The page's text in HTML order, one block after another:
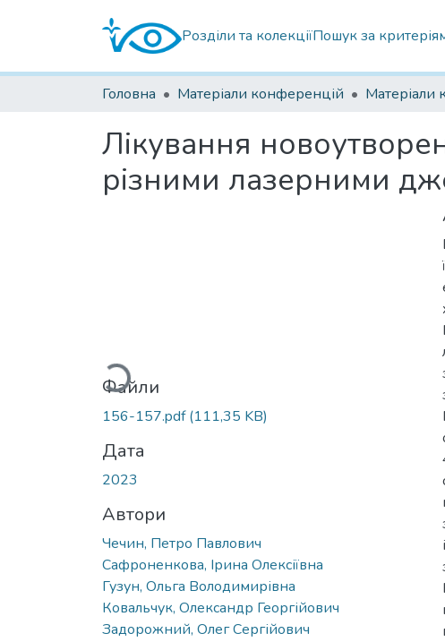
Розділи та колекціїПошук за
Головна Матеріали конференцій
Лікування
різними лазерними
Вантажиться...
Файли
156-157.pdf(111,35 KB)
Дата
2023
Автори
Чечин, Петро Павлович
Сафроненкова, Ірина Олексіївна
Гузун, Ольга Володимирівна
Ковальчук, Олександр Георгійович
Задорожний, Олег Сергійович